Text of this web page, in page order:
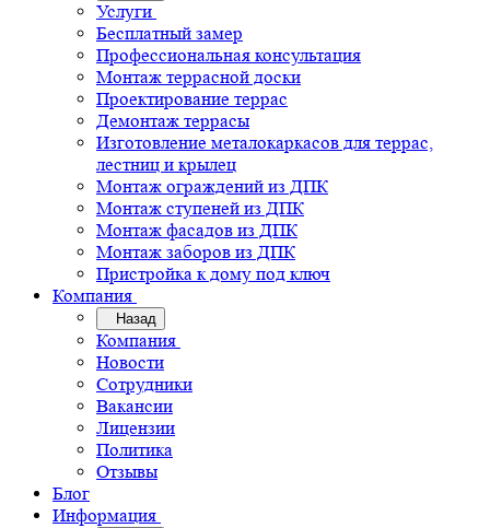
Услуги
Бесплатный замер
Профессиональная консультация
Монтаж террасной доски
Проектирование террас
Демонтаж террасы
Изготовление металокаркасов для террас,
лестниц и крылец
Монтаж ограждений из ДПК
Монтаж ступеней из ДПК
Монтаж фасадов из ДПК
Монтаж заборов из ДПК
Пристройка к дому под ключ
Компания
Назад
Компания
Новости
Сотрудники
Вакансии
Лицензии
Политика
Отзывы
Блог
Информация